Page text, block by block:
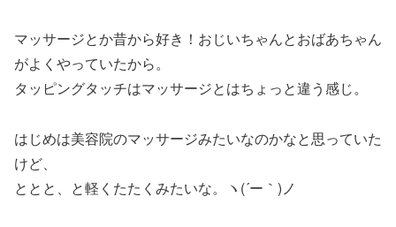
マッサージとか昔から好き！おじいちゃんとおばあちゃん
がよくやっていたから。
タッピングタッチはマッサージとはちょっと違う感じ。
はじめは美容院のマッサージみたいなのかなと思っていた
けど、
ととと、と軽くたたくみたいな。ヽ(´ー｀)ノ